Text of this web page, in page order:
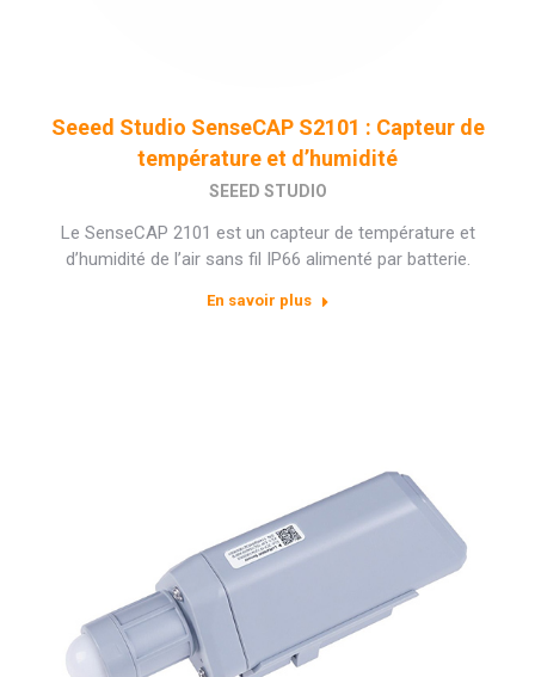
Seeed Studio SenseCAP S2101 : Capteur de
température et d’humidité
SEEED STUDIO
Le SenseCAP 2101 est un capteur de température et
d’humidité de l’air sans fil IP66 alimenté par batterie.
En savoir plus